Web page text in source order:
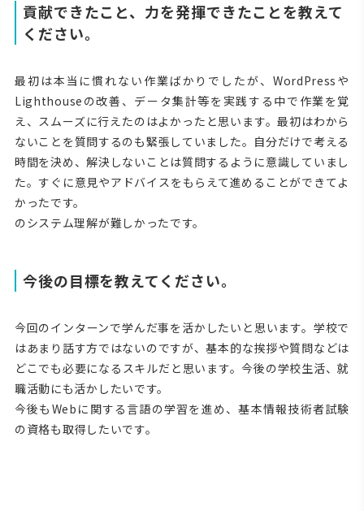
貢献できたこと、力を発揮できたことを教えて
ください。
最初は本当に慣れない作業ばかりでしたが、WordPressや
Lighthouseの改善、データ集計等を実践する中で作業を覚
え、スムーズに行えたのはよかったと思います。最初はわから
ないことを質問するのも緊張していました。自分だけで考える
時間を決め、解決しないことは質問するように意識していまし
た。すぐに意見やアドバイスをもらえて進めることができてよ
かったです。
のシステム理解が難しかったです。
今後の目標を教えてください。
今回のインターンで学んだ事を活かしたいと思います。学校で
はあまり話す方ではないのですが、基本的な挨拶や質問などは
どこでも必要になるスキルだと思います。今後の学校生活、就
職活動にも活かしたいです。
今後もWebに関する言語の学習を進め、基本情報技術者試験
の資格も取得したいです。